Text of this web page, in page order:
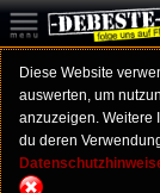
Diese Website
auswerten, um
anzuzeigen. Weitere
du deren